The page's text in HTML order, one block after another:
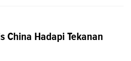
China Hadapi Tekanan